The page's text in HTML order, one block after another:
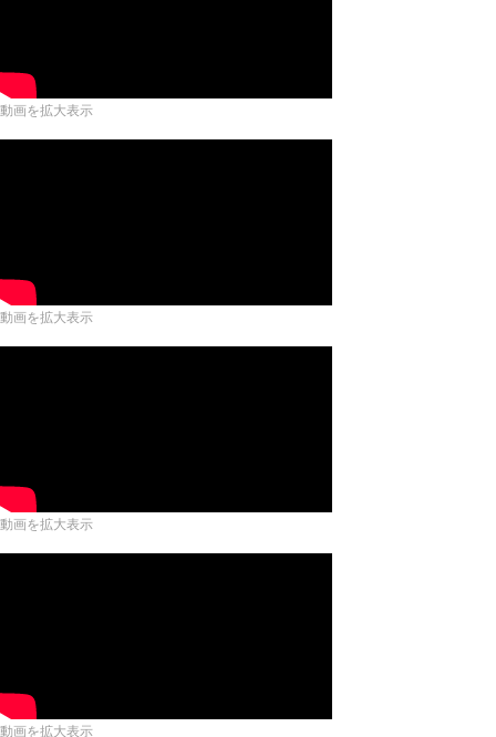
動画を拡大表示
動画を拡大表示
動画を拡大表示
動画を拡大表示